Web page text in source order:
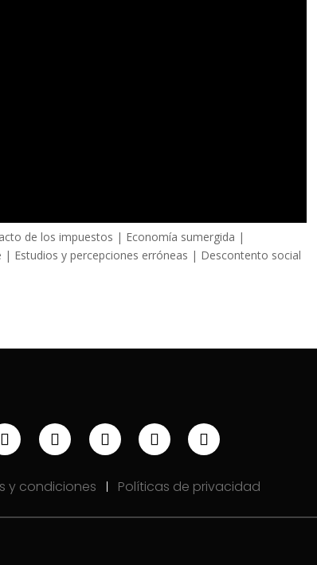
de los impuestos | Economía sumergida |
Estudios y percepciones erróneas | Descontento social
y condiciones Políticas de privacidad